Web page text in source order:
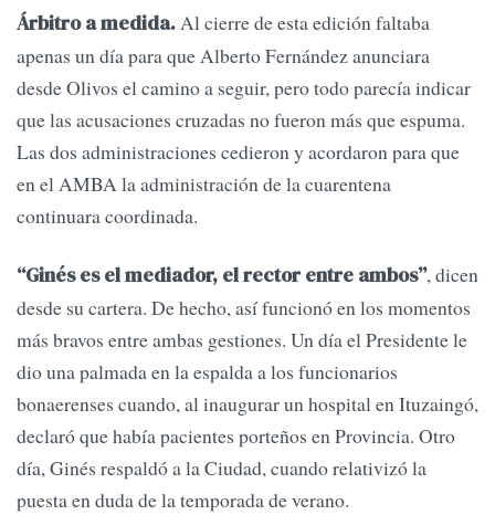
Árbitro a medida.Al cierre de esta edición faltaba
apenas un día para que Alberto Fernández anunciara
desde Olivos el camino a seguir, pero todo parecía indicar
que las acusaciones cruzadas no fueron más que espuma.
Las dos administraciones cedieron y acordaron para que
en el AMBA la administración de la cuarentena
continuara coordinada.
“Ginés es el mediador, el rector entre ambos”, dicen
desde su cartera. De hecho, así funcionó en los momentos
más bravos entre ambas gestiones. Un día el Presidente le
dio una palmada en la espalda a los funcionarios
bonaerenses cuando, al inaugurar un hospital en Ituzaingó,
declaró que había pacientes porteños en Provincia. Otro
día, Ginés respaldó a la Ciudad, cuando relativizó la
puesta en duda de la temporada de verano.